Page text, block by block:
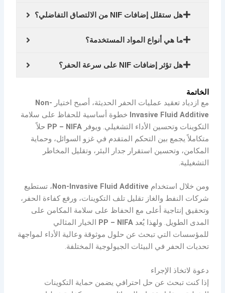
هل ستقلل إضافات NIF من الالتصاق التفاضلي؟
ما هي أنواع المواد المستخدمة؟
هل تؤثر إضافات NIF على سرعة الحفر؟
الخاتمة
مع ازدياد تعقيد عمليات الحفر الحديثة، أصبح اختيار Non-
Invasive Fluid Additive خطوة أساسية للحفاظ على سلامة
التكوينات وتحسين الأداء التشغيلي. ويوفرPP – NIFA حلاً
متكاملاً يجمع بين التحكم المتقدم في غزو السوائل، وحماية
المكامن، وتحسين استقرار جدار البئر، وتقليل المخاطر
التشغيلية.
ومن خلال استخدام Non-Invasive Fluid Additive، تستطيع
شركات النفط والغاز تقليل تلف التكوينات، ورفع كفاءة الحفر،
وتحقيق إنتاجية أعلى مع الحفاظ على سلامة المكامن على
المدى الطويل. ولهذا يُعدPP – NIFA الخيار المثالي
للمؤسسات التي تبحث عن حلول موثوقة وعالية الأداء لمواجهة
تحديات الحفر في البيئات الجيولوجية المختلفة.
دعوة لاتخاذ الإجراء
إذا كنت تبحث عن حل احترافي يضمن حماية التكوينات